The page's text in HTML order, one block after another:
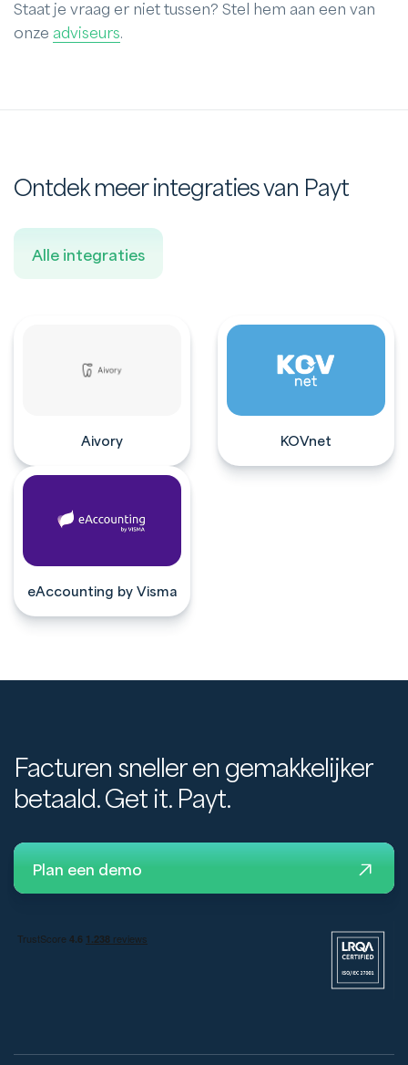
Staat je vraag er niet tussen? Stel hem aan een van
onze adviseurs.
Ontdek meer integraties van Payt
Alle integraties
Aivory KOVnet
eAccounting by Visma
Facturen sneller en gemakkelijker
betaald. Get it. Payt.
Plan een demo